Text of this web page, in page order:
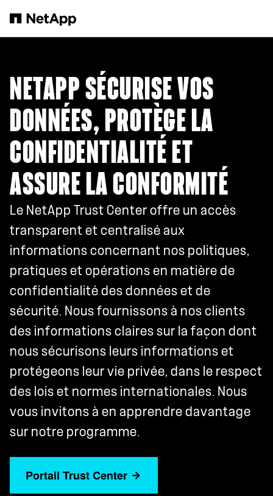
NETAPP SÉCURISE VOS
DONNÉES, PROTÈGE LA
CONFIDENTIALITÉ ET
ASSURE LA CONFORMITÉ
Le NetApp Trust Center offre un accès
transparent et centralisé aux
informations concernant nos politiques,
pratiques et opérations en matière de
confidentialité des données et de
sécurité. Nous fournissons à nos clients
des informations claires sur la façon dont
nous sécurisons leurs informations et
protégeons leur vie privée, dans le respect
des lois et normes internationales. Nous
vous invitons à en apprendre davantage
sur notre programme.
Portail Trust Center